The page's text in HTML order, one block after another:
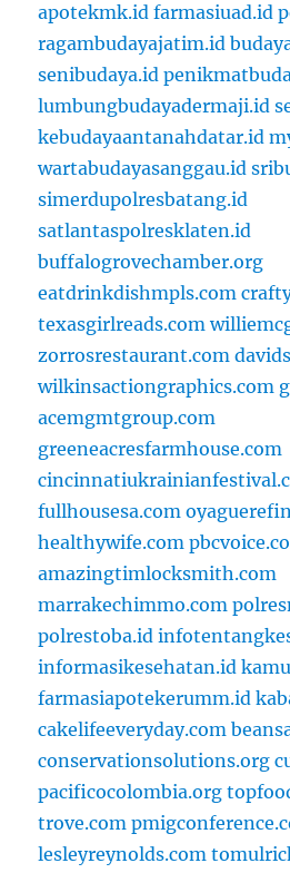
apotekmk.id farmasiuad.id
ragambudayajatim.id
senibudaya.id
lumbungbudayadermaji.id
kebudayaantanahdatar.id
wartabudayasanggau.id
simerdupolresbatang.id
satlantaspolresklaten.id
buffalogrovechamber.org
eatdrinkdishmpls.com
texasgirlreads.com
zorrosrestaurant.com
wilkinsactiongraphics.com
acemgmtgroup.com
greeneacresfarmhouse.com
fullhousesa.com
healthywife.com
amazingtimlocksmith.com
marrakechimmo.com
polrestoba.id
informasikesehatan.id
farmasiapotekerumm.id
cakelifeeveryday.com
conservationsolutions.org
pacificocolombia.org
trove.com
lesleyreynolds.com